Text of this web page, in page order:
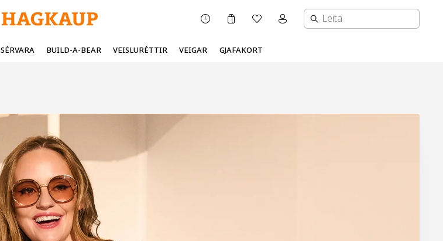
Karfa ÓskalistiMínar síður valmynd
SÉRVARA BUILD-A-BEAR VEISLURÉTTIR VEIGAR GJAFAKORT